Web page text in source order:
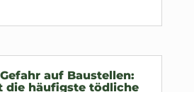
auf Baustellen:
die häufigste tödliche